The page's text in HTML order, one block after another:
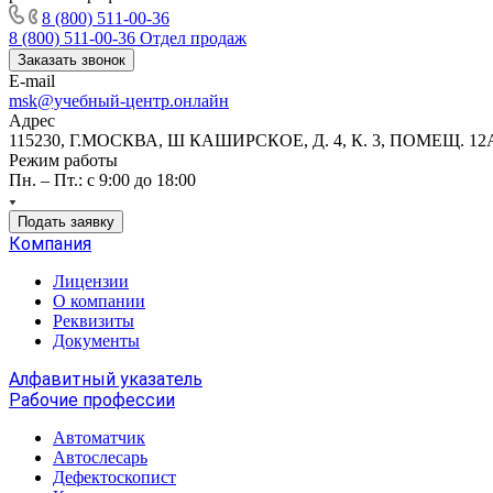
8 (800) 511-00-36
8 (800) 511-00-36 Отдел продаж
Заказать звонок
E-mail
msk@учебный-центр.онлайн
Адрес
115230, Г.МОСКВА, Ш КАШИРСКОЕ, Д. 4, К. 3, ПОМЕЩ.
Режим работы
Пн. – Пт.: с 9:00 до 18:00
Подать заявку
Компания
Лицензии
О компании
Реквизиты
Документы
Алфавитный указатель
Рабочие профессии
Автоматчик
Автослесарь
Дефектоскопист